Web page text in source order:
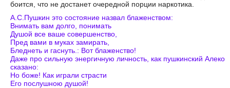
боится, что не достанет очередной порции наркотика.
А.С.Пушкин это состояние назвал блаженством:
Внимать вам долго, понимать
Душой все ваше совершенство,
Пред вами в муках замирать,
Бледнеть и гаснуть.: Вот блаженство!
Даже про сильную энергичную личность, как пушкинский Алеко
сказано:
Но боже! Как играли страсти
Его послушною душой!